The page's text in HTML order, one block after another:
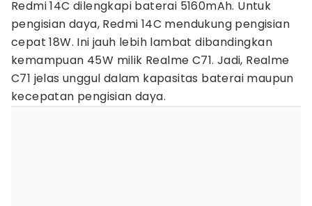
Redmi 14C dilengkapi baterai 5160mAh. Untuk
pengisian daya, Redmi 14C mendukung pengisian
cepat 18W. Ini jauh lebih lambat dibandingkan
kemampuan 45W milik Realme C71. Jadi, Realme
C71 jelas unggul dalam kapasitas baterai maupun
kecepatan pengisian daya.